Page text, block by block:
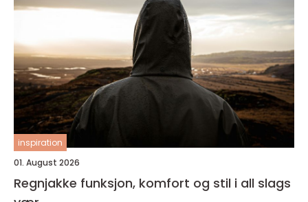
inspiration
01. August 2026
Regnjakke funksjon, komfort og stil i all slags